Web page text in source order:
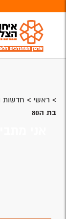
> ראשי > חדשות
בת ה80
אני